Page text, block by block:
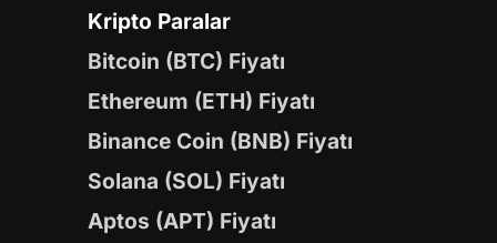
Kripto Paralar
Bitcoin (BTC) Fiyatı
Ethereum (ETH) Fiyatı
Binance Coin (BNB) Fiyatı
Solana (SOL) Fiyatı
Aptos (APT) Fiyatı